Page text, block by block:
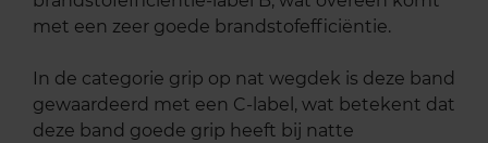
met een zeer goede brandstofefficiëntie.
In de categorie grip op nat wegdek is deze band
gewaardeerd met een C-label, wat betekent dat
deze band goede grip heeft bij natte